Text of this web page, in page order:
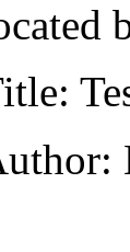
:
: